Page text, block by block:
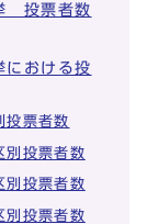
投票者数
おける投
投票者数
別投票者数
別投票者数
別投票者数